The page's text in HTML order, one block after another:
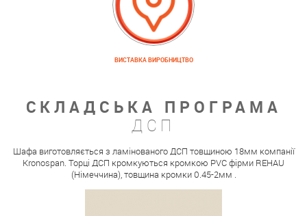
ВИСТАВКА ВИРОБНИЦТВО
СКЛАДСЬКА ПРОГРАМА
ДСП
Шафа виготовляється з ламінованого ДСП товщиною 18мм компанії
Kronospan. Торці ДСП кромкуються кромкою PVC фірми REHAU
(Німеччина), товщина кромки 0.45-2мм .